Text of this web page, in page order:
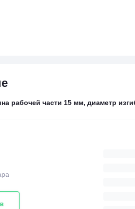
рабочей части 15 мм, диаметр